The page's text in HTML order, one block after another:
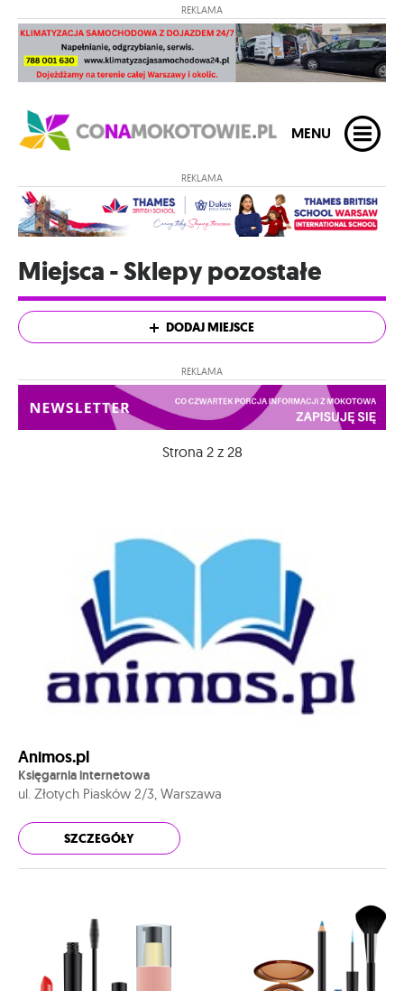
REKLAMA
MENU
REKLAMA
Miejsca - Sklepy pozostałe
DODAJ MIEJSCE
REKLAMA
Strona 2 z 28
Animos.pl
Księgarnia internetowa
ul. Złotych Piasków 2/3, Warszawa
SZCZEGÓŁY